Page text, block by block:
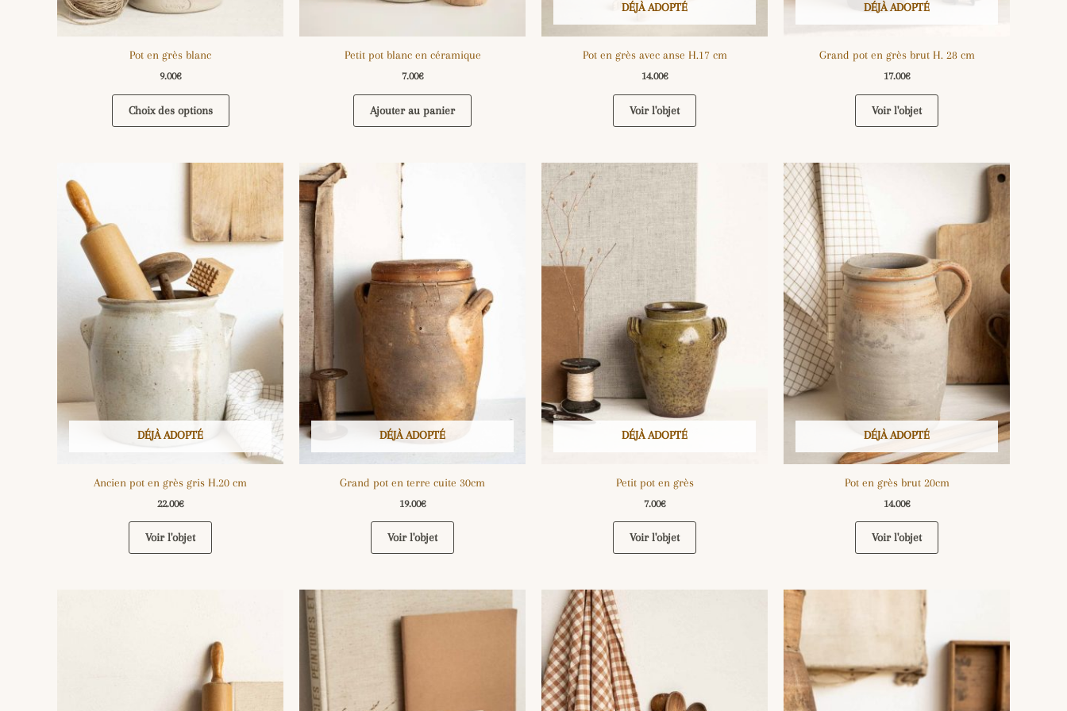
Pot en grès blanc
9.00€
Choix des options
Petit pot blanc en céramique
7.00€
Ajouter au panier
DÉJÀ ADOPTÉ
Pot en grès avec anse H.17 cm
14.00€
Voir l'objet
DÉJÀ ADOPTÉ
Grand pot en grès brut H. 28 cm
17.00€
Voir l'objet
DÉJÀ ADOPTÉ
Ancien pot en grès gris H.20 cm
22.00€
Voir l'objet
DÉJÀ ADOPTÉ
Grand pot en terre cuite 30cm
19.00€
Voir l'objet
DÉJÀ ADOPTÉ
Petit pot en grès
7.00€
Voir l'objet
DÉJÀ ADOPTÉ
Pot en grès brut 20cm
14.00€
Voir l'objet